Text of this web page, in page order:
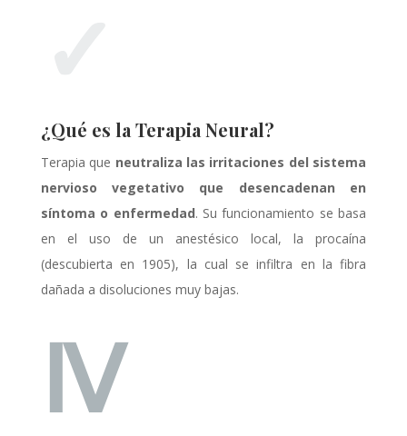
¿Qué es la Terapia Neural?
Terapia que neutraliza las irritaciones del sistema
nervioso vegetativo que desencadenan en
síntoma o enfermedad. Su funcionamiento se basa
en el uso de un anestésico local, la procaína
(descubierta en 1905), la cual se infiltra en la fibra
dañada a disoluciones muy bajas.
Ⅳ